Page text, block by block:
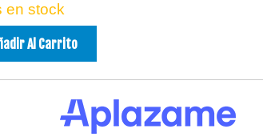
en stock
Al Carrito